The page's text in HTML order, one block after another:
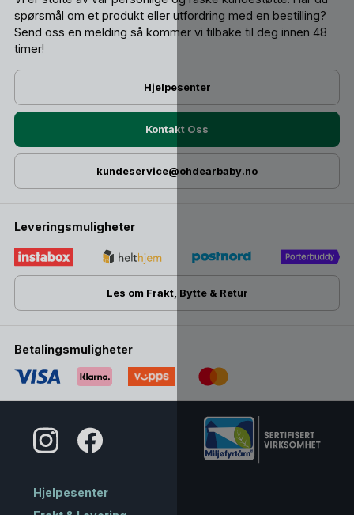
spørsmål om et produkt eller utfordring med en bestilling?
Send oss ​​en melding så kommer vi tilbake til deg innen 48
timer!
Hjelpesenter
Kontakt Oss
kundeservice@ohdearbaby.no
Leveringsmuligheter
Les om Frakt, Bytte & Retur
Betalingsmuligheter
Hjelpesenter